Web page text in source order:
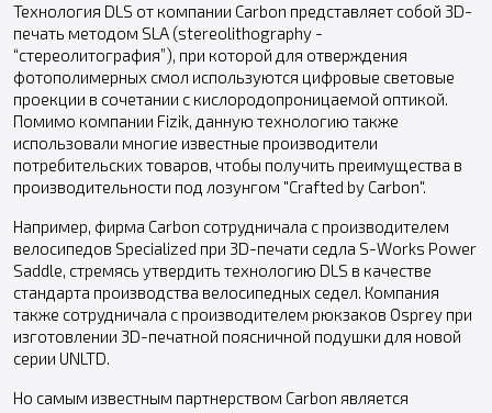
Технология DLS от компании Carbon представляет собой 3D-
печать методом SLA (stereolithography -
“стереолитография”), при которой для отверждения
фотополимерных смол используются цифровые световые
проекции в сочетании с кислородопроницаемой оптикой.
Помимо компании Fizik, данную технологию также
использовали многие известные производители
потребительских товаров, чтобы получить преимущества в
производительности под лозунгом "Crafted by Carbon".
Например, фирма Carbon сотрудничала с производителем
велосипедов Specialized при 3D-печати седла S-Works Power
Saddle, стремясь утвердить технологию DLS в качестве
стандарта производства велосипедных седел. Компания
также сотрудничала с производителем рюкзаков Osprey при
изготовлении 3D-печатной поясничной подушки для новой
серии UNLTD.
Но самым известным партнерством Carbon является